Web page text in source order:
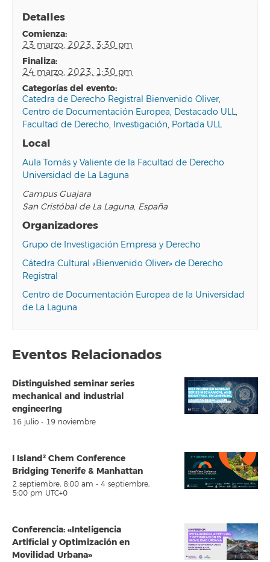
Detalles
comienza:
23 marzo, 2023, 3:30 pm
finaliza:
24 marzo, 2023, 1:30 pm
categorías del evento:
Catedra de Derecho Registral Bienvenido Oliver,
Centro de Documentación Europea, Destacado ULL,
Facultad de Derecho, Investigación, Portada ULL
Local
Aula Tomás y Valiente de la Facultad de Derecho
Universidad de La Laguna
Campus Guajara
San Cristóbal de La Laguna, España
Organizadores
Grupo de Investigación Empresa y Derecho
Cátedra Cultural «Bienvenido Oliver» de Derecho
Registral
Centro de Documentación Europea de la Universidad
de La Laguna
Eventos Relacionados
Distinguished seminar series
mechanical and industrial
engineerIng
16 julio - 19 noviembre
I Island² Chem Conference
Bridging Tenerife & Manhattan
2 septiembre, 8:00 am - 4 septiembre,
5:00 pm UTC+0
Conferencia: «Inteligencia
Artificial y Optimización en
Movilidad Urbana»